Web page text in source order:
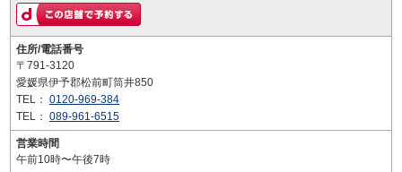
住所/電話番号
〒791-3120
愛媛県伊予郡松前町筒井850
TEL： 0120-969-384
TEL： 089-961-6515
営業時間
午前10時〜午後7時